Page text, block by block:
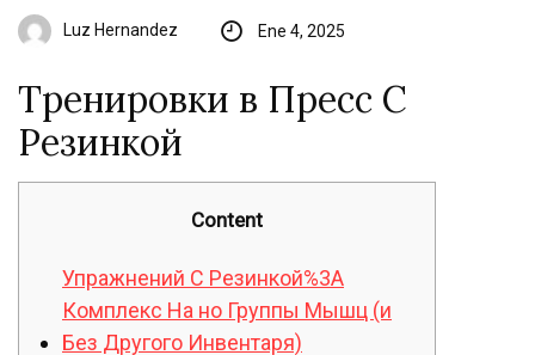
Luz Hernandez Ene 4, 2025
Тренировки в Пресс С
Резинкой
Content
Упражнений С Резинкой%3A
Комплекс На но Группы Мышц (и
Без Другого Инвентаря)